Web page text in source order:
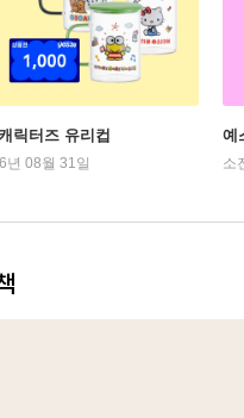
릭터즈 유리컵
년 08월 31일
예
소